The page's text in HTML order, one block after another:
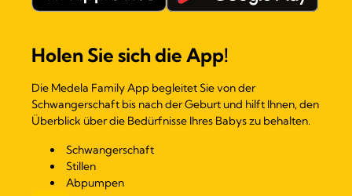
Holen Sie sich die App!
Die Medela Family App begleitet Sie von der
Schwangerschaft bis nach der Geburt und hilft Ihnen, den
Überblick über die Bedürfnisse Ihres Babys zu behalten.
Schwangerschaft
Stillen
Abpumpen